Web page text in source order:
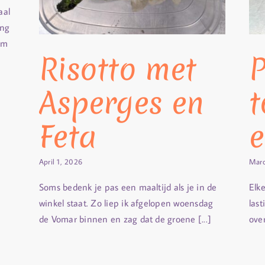
Risotto met
Asperges en
Feta
April 1, 2026
Soms bedenk je pas een maaltijd als je in de
winkel staat. Zo liep ik afgelopen woensdag
de Vomar binnen en zag dat de groene [...]